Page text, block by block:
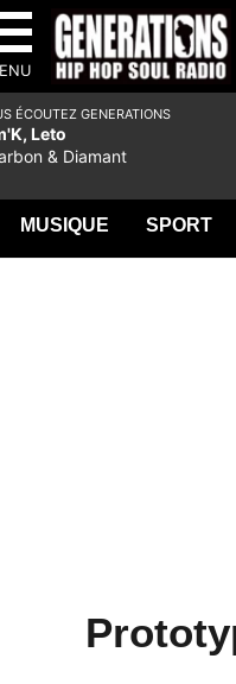
MUSIQUE SPORT
ÉCOUTEZ GENERATIONS
Leto
& Diamant